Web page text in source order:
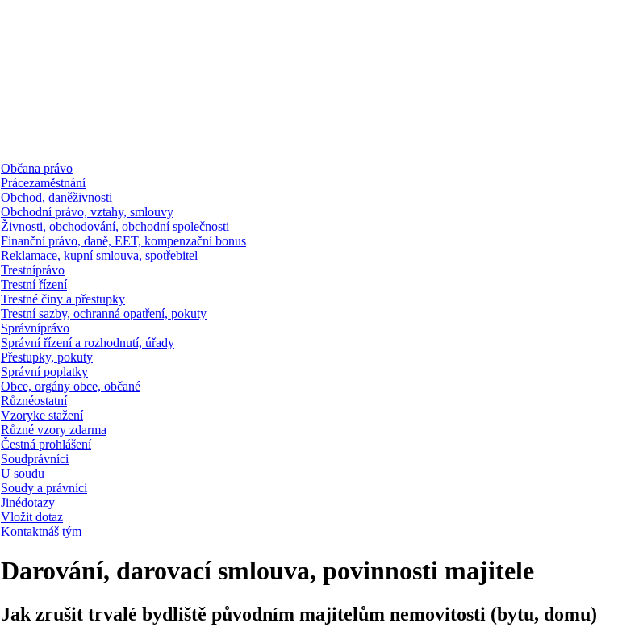
Občana právo
Prácezaměstnání
Obchod, daněživnosti
Obchodní právo, vztahy, smlouvy
Živnosti, obchodování, obchodní společnosti
Finanční právo, daně, EET, kompenzační bonus
Reklamace, kupní smlouva, spotřebitel
Trestníprávo
Trestní řízení
Trestné činy a přestupky
Trestní sazby, ochranná opatření, pokuty
Správníprávo
Správní řízení a rozhodnutí, úřady
Přestupky, pokuty
Správní poplatky
Obce, orgány obce, občané
Různéostatní
Vzoryke stažení
Různé vzory zdarma
Čestná prohlášení
Soudprávníci
U soudu
Soudy a právníci
Jinédotazy
Vložit dotaz
Kontaktnáš tým
Darování, darovací smlouva, povinnosti majitele
Jak zrušit trvalé bydliště původním majitelům nemovitosti (bytu, domu)